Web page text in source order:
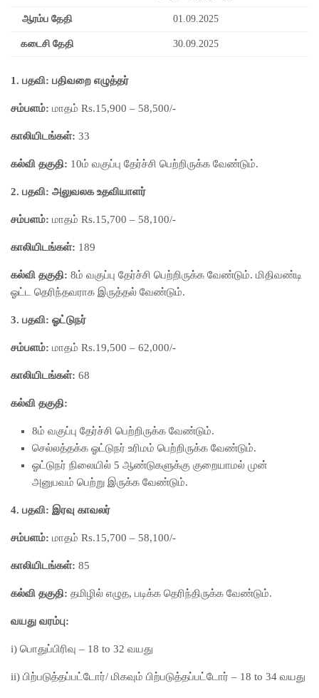
ஆரம்ப தேதி 01.09.2025
கடைசி தேதி 30.09.2025
1. பதவி: பதிவறை எழுத்தர்
சம்பளம்: மாதம் Rs.15,900 – 58,500/-
காலியிடங்கள்: 33
கல்வி தகுதி: 10ம் வகுப்பு தேர்ச்சி பெற்றிருக்க வேண்டும்.
2. பதவி: அலுவலக உதவியாளர்
சம்பளம்: மாதம் Rs.15,700 – 58,100/-
காலியிடங்கள்: 189
கல்வி தகுதி: 8ம் வகுப்பு தேர்ச்சி பெற்றிருக்க வேண்டும். மிதிவண்டி
ஓட்ட தெரிந்தவராக இருத்தல் வேண்டும்.
3. பதவி: ஓட்டுநர்
சம்பளம்: மாதம் Rs.19,500 – 62,000/-
காலியிடங்கள்: 68
கல்வி தகுதி:
8ம் வகுப்பு தேர்ச்சி பெற்றிருக்க வேண்டும்.
செல்லத்தக்க ஓட்டுநர் உரிமம் பெற்றிருக்க வேண்டும்.
ஓட்டுநர் நிலையில் 5 ஆண்டுகளுக்கு குறையாமல் முன்
அனுபவம் பெற்று இருக்க வேண்டும்.
4. பதவி: இரவு காவலர்
சம்பளம்: மாதம் Rs.15,700 – 58,100/-
காலியிடங்கள்: 85
கல்வி தகுதி: தமிழில் எழுத, படிக்க தெரிந்திருக்க வேண்டும்.
வயது வரம்பு:
i) பொதுப்பிரிவு – 18 to 32 வயது
ii) பிற்படுத்தப்பட்டோர்/ மிகவும் பிற்படுத்தப்பட்டோர் – 18 to 34 வயது